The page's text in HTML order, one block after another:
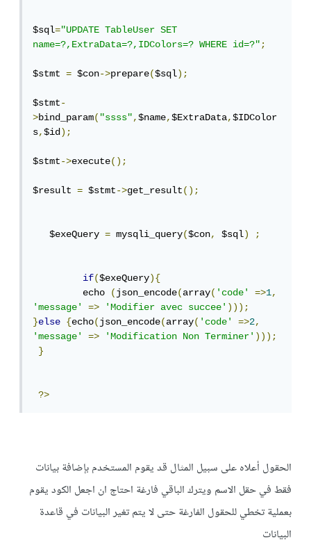
$sql="UPDATE TableUser SET
name=?,ExtraData=?,IDColors=? WHERE id=?";
$stmt = $con->prepare($sql);
$stmt-
>bind_param("ssss",$name,$ExtraData,$IDColor
s,$id);
$stmt->execute();
$result = $stmt->get_result();
   $exeQuery
= mysqli_query($con, $sql) ;
if($exeQuery){
	 echo
(json_encode(array('code' =>1,
'message'
=> 'Modifier avec succee')));
}else {echo(json_encode(array('code' =>2,
'message'
=> 'Modification Non Terminer')));
}
?>
الحقول أعلاه على سبيل المثال قد يقوم المستخدم بإضافة بيانات
فقط في حقل الاسم ويترك الباقي فارغة احتاج ان اجعل الكود يقوم
بعملية تخطي للحقول الفارغة حتى لا يتم تغير البيانات في قاعدة
البيانات